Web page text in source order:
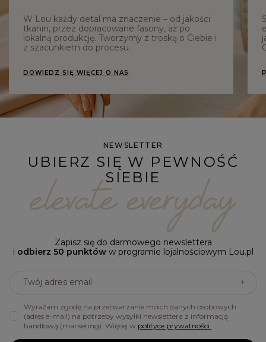
W Lou każdy detal ma znaczenie – od jakości
tkanin, przez dopracowane fasony, aż po
lokalną produkcję. Tworzymy z troską o Ciebie i
z szacunkiem do procesu.
DOWIEDZ SIĘ WIĘCEJ O NAS
NEWSLETTER
UBIERZ SIĘ W PEWNOŚĆ
SIEBIE
Zapisz się do darmowego newslettera
i odbierz 50 punktóww programie lojalnościowym Lou.pl
Twój adres email
Wyrażam zgodę na przetwarzanie moich danych osobowych
(adres e-mail) na potrzeby wysyłki newslettera z informacją
handlową (marketing). Więcej w polityce prywatności.